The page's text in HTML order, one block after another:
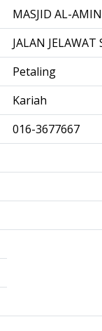
MASJID AL-
JALAN
Petaling
Kariah
016-3677667